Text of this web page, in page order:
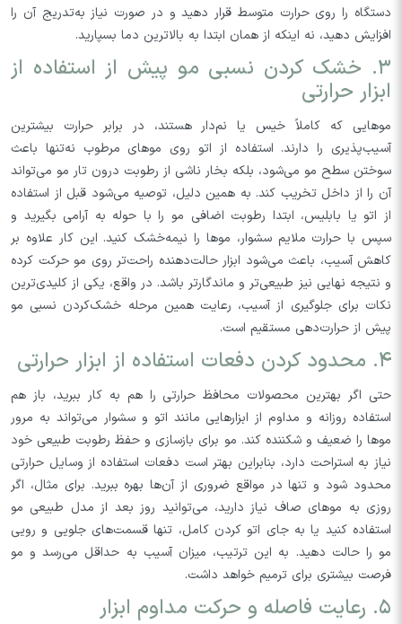
دستگاه را روی حرارت متوسط قرار دهید و در صورت نیاز به‌تدریج آن را
افزایش دهید، نه اینکه از همان ابتدا به بالاترین دما بسپارید.
۳. خشک کردن نسبی مو پیش از استفاده از
ابزار حرارتی
موهایی که کاملاً خیس یا نم‌دار هستند، در برابر حرارت بیشترین
آسیب‌پذیری را دارند. استفاده از اتو روی موهای مرطوب نه‌تنها باعث
سوختن سطح مو می‌شود، بلکه بخار ناشی از رطوبت درون تار مو می‌تواند
آن را از داخل تخریب کند. به همین دلیل، توصیه می‌شود قبل از استفاده
از اتو یا بابلیس، ابتدا رطوبت اضافی مو را با حوله به آرامی بگیرید و
سپس با حرارت ملایم سشوار، موها را نیمه‌خشک کنید. این کار علاوه بر
کاهش آسیب، باعث می‌شود ابزار حالت‌دهنده راحت‌تر روی مو حرکت کرده
و نتیجه نهایی نیز طبیعی‌تر و ماندگارتر باشد. در واقع، یکی از کلیدی‌ترین
نکات برای جلوگیری از آسیب، رعایت همین مرحله خشک‌کردن نسبی مو
پیش از حرارت‌دهی مستقیم است.
۴. محدود کردن دفعات استفاده از ابزار حرارتی
حتی اگر بهترین محصولات محافظ حرارتی را هم به کار ببرید، باز هم
استفاده روزانه و مداوم از ابزارهایی مانند اتو و سشوار می‌تواند به مرور
موها را ضعیف و شکننده کند. مو برای بازسازی و حفظ رطوبت طبیعی خود
نیاز به استراحت دارد، بنابراین بهتر است دفعات استفاده از وسایل حرارتی
محدود شود و تنها در مواقع ضروری از آن‌ها بهره ببرید. برای مثال، اگر
روزی به موهای صاف نیاز دارید، می‌توانید روز بعد از مدل طبیعی مو
استفاده کنید یا به جای اتو کردن کامل، تنها قسمت‌های جلویی و رویی
مو را حالت دهید. به این ترتیب، میزان آسیب به حداقل می‌رسد و مو
فرصت بیشتری برای ترمیم خواهد داشت.
۵. رعایت فاصله و حرکت مداوم ابزار